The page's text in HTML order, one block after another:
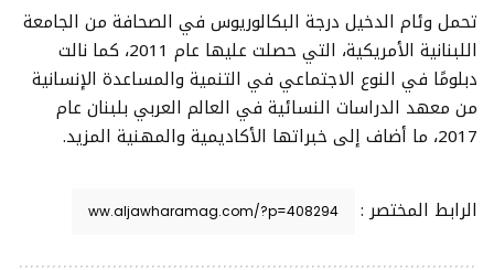
تحمل وئام الدخيل درجة البكالوريوس في الصحافة من الجامعة
اللبنانية الأمريكية، التي حصلت عليها عام 2011، كما نالت
دبلومًا في النوع الاجتماعي في التنمية والمساعدة الإنسانية
من معهد الدراسات النسائية في العالم العربي بلبنان عام
2017، ما أضاف إلى خبراتها الأكاديمية والمهنية المزيد.
الرابط المختصر :